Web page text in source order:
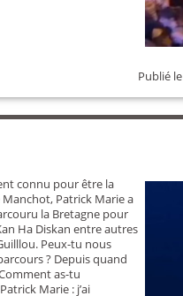
Publié le
connu pour être la
Patrick Marie a
la Bretagne pour
Ha Diskan entre autres
Peux-tu nous
? Depuis quand
as-tu
Marie : j’ai